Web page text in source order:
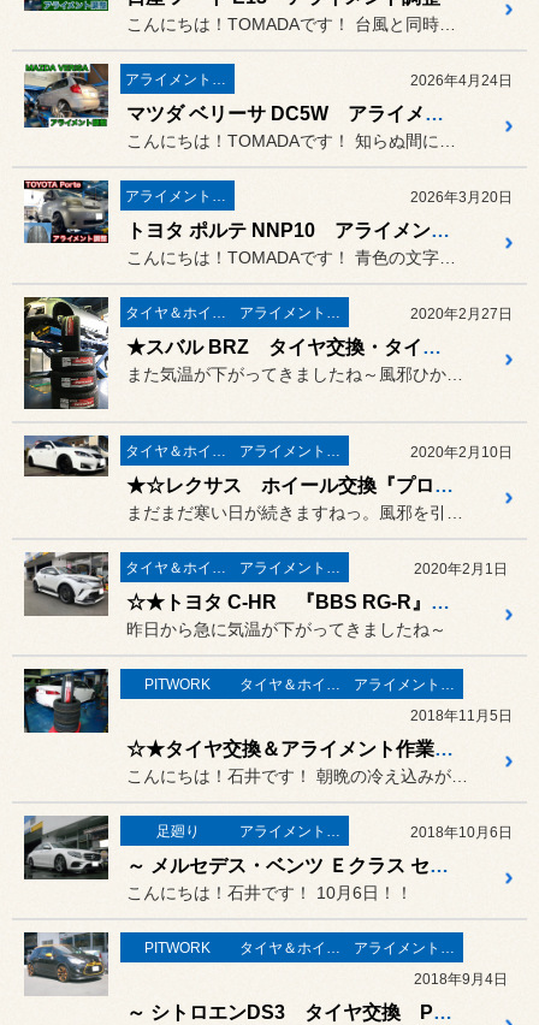
アライメント調整 2026年4月24日
マツダ ベリーサ DC5W アライメント調整
アライメント調整 2026年3月20日
トヨタ ポルテ NNP10 アライメント調整
タイヤ＆ホイール アライメント調整 2020年2月27日
★スバル BRZ タイヤ交換・タイヤ空気圧モニタリングシステム取り付け・アライメント調整★
タイヤ＆ホイール アライメント調整 2020年2月10日
★☆レクサス ホイール交換『プロドライブ GC-0100s』☆★
まだまだ寒い日が続きますねっ。風邪を引かない様に今日も１日頑張りま...
タイヤ＆ホイール アライメント調整 2020年2月1日
☆★トヨタ C-HR 『BBS RG-R』ホイールセット取り付け★☆
昨日から急に気温が下がってきましたね～
PITWORK タイヤ＆ホイール
アライメント調整
2018年11月5日
☆★タイヤ交換＆アライメント作業などなど・・・・☆★
こんにちは！石井です！ 朝晩の冷え込みが徐々に強くなって...
足廻り アライメント調整 2018年10月6日
～ メルセデス・ベンツ Ｅクラス セダン H&R ダウンサス取付作業 ～
こんにちは！石井です！ 10月6日！！
PITWORK タイヤ＆ホイール
アライメント調整
2018年9月4日
～ シトロエンDS3 タイヤ交換 POTENZA S007A 装着！！ ～